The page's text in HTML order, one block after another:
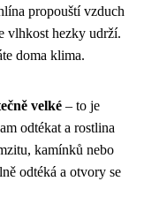
propouští vzduch
vlhkost hezky udrží.
doma klima.
velké – to je
odtékat a rostlina
kamínků nebo
odtéká a otvory se